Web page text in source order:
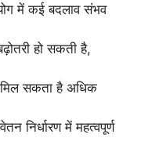
में कई बदलाव संभव
हो सकती है,
मिल सकता है अधिक
निर्धारण में महत्वपूर्ण